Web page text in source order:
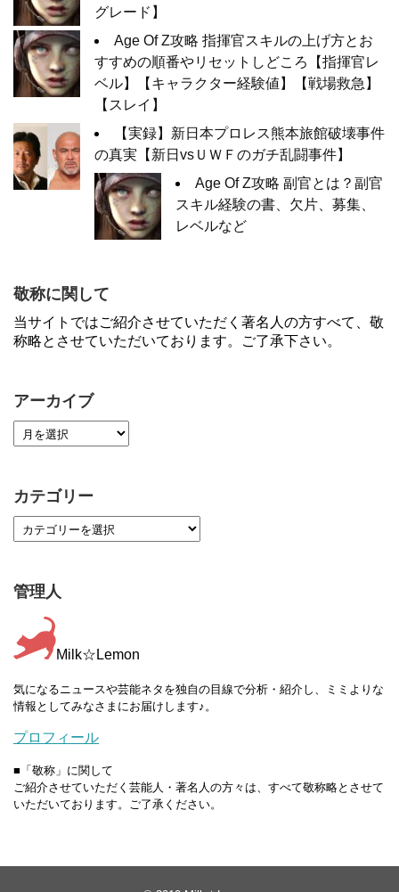
グレード】
Age Of Z攻略 指揮官スキルの上げ方とお
すすめの順番やリセットしどころ【指揮官レ
ベル】【キャラクター経験値】【戦場救急】
【スレイ】
【実録】新日本プロレス熊本旅館破壊事件
の真実【新日vsＵＷＦのガチ乱闘事件】
Age Of Z攻略 副官とは？副官
スキル経験の書、欠片、募集、
レベルなど
敬称に関して
当サイトではご紹介させていただく著名人の方すべて、敬
称略とさせていただいております。ご了承下さい。
アーカイブ
カテゴリー
管理人
Milk☆Lemon
気になるニュースや芸能ネタを独自の目線で分析・紹介し、ミミよりな
情報としてみなさまにお届けします♪。
プロフィール
■「敬称」に関して
ご紹介させていただく芸能人・著名人の方々は、すべて敬称略とさせて
いただいております。ご了承ください。